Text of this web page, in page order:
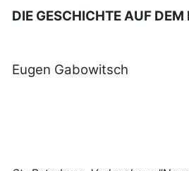
DIE GESCHICHTE AUF DEM
Eugen Gabowitsch